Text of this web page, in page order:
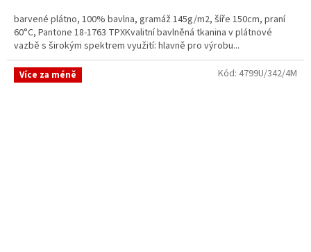
barvené plátno, 100% bavlna, gramáž 145g/m2, šíře 150cm, praní
60°C, Pantone 18-1763 TPXKvalitní bavlněná tkanina v plátnové
vazbě s širokým spektrem využití: hlavně pro výrobu...
Více za méně Kód: 4799U/342/4M